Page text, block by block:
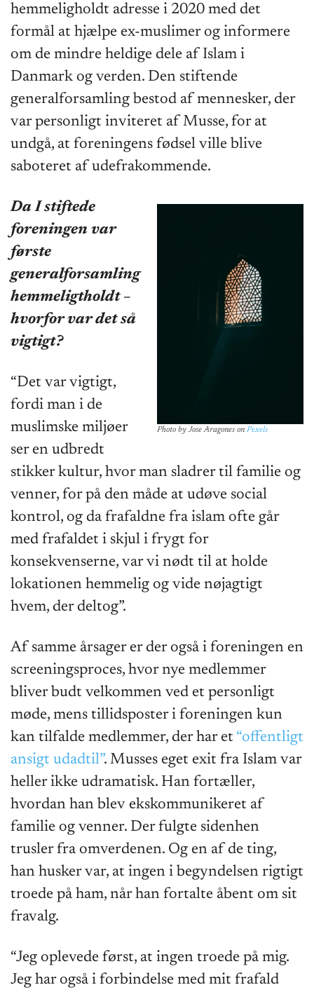
hemmeligholdt adresse i 2020 med det
formål at hjælpe ex-muslimer og informere
om de mindre heldige dele af Islam i
Danmark og verden. Den stiftende
generalforsamling bestod af mennesker, der
var personligt inviteret af Musse, for at
undgå, at foreningens fødsel ville blive
saboteret af udefrakommende.
Photo byJose Aragones on Pexels
Da I stiftede
foreningen var
første
generalforsamling
hemmeligtholdt –
hvorfor var det så
vigtigt?
“Det var vigtigt,
fordi man i de
muslimske miljøer
ser en udbredt
stikker kultur, hvor man sladrer til familie og
venner, for på den måde at udøve social
kontrol, og da frafaldne fra islam ofte går
med frafaldet i skjul i frygt for
konsekvenserne, var vi nødt til at holde
lokationen hemmelig og vide nøjagtigt
hvem, der deltog”.
Af samme årsager er der også i foreningen en
screeningsproces, hvor nye medlemmer
bliver budt velkommen ved et personligt
møde, mens tillidsposter i foreningen kun
kan tilfalde medlemmer, der har et “offentligt
ansigt udadtil”. Musses eget exit fra Islam var
heller ikke udramatisk. Han fortæller,
hvordan han blev ekskommunikeret af
familie og venner. Der fulgte sidenhen
trusler fra omverdenen. Og en af de ting,
han husker var, at ingen i begyndelsen rigtigt
troede på ham, når han fortalte åbent om sit
fravalg.
“Jeg oplevede først, at ingen troede på mig.
Jeg har også i forbindelse med mit frafald